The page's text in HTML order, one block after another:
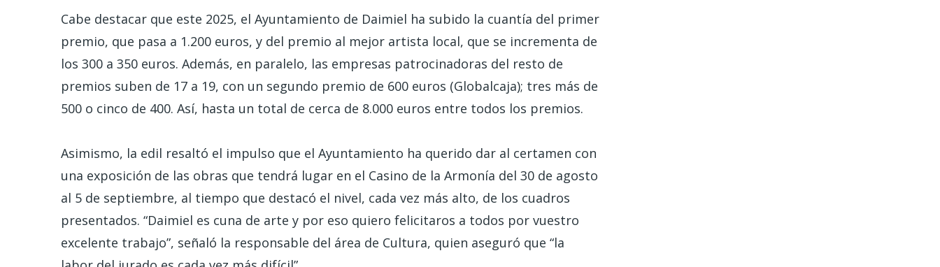
Cabe destacar que este 2025, el Ayuntamiento de Daimiel ha subido la cuantía del primer
premio, que pasa a 1.200 euros, y del premio al mejor artista local, que se incrementa de
los 300 a 350 euros. Además, en paralelo, las empresas patrocinadoras del resto de
premios suben de 17 a 19, con un segundo premio de 600 euros (Globalcaja); tres más de
500 o cinco de 400. Así, hasta un total de cerca de 8.000 euros entre todos los premios.
Asimismo, la edil resaltó el impulso que el Ayuntamiento ha querido dar al certamen con
una exposición de las obras que tendrá lugar en el Casino de la Armonía del 30 de agosto
al 5 de septiembre, al tiempo que destacó el nivel, cada vez más alto, de los cuadros
presentados. “Daimiel es cuna de arte y por eso quiero felicitaros a todos por vuestro
excelente trabajo”, señaló la responsable del área de Cultura, quien aseguró que “la